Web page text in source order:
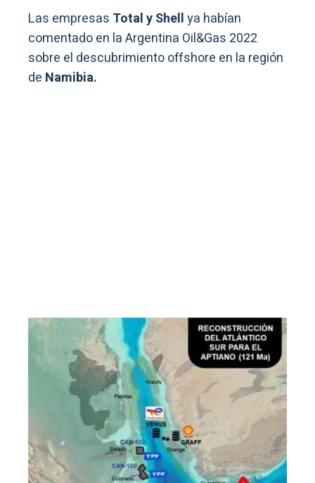
Las empresas Total y Shellya habían
comentado en la Argentina Oil&Gas 2022
sobre el descubrimiento offshore en la región
de Namibia.